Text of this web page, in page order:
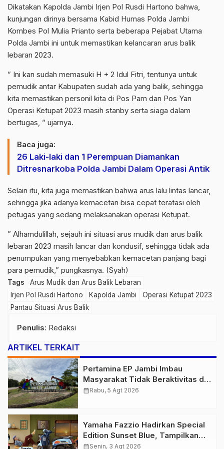
Dikatakan Kapolda Jambi Irjen Pol Rusdi Hartono bahwa,
kunjungan dirinya bersama Kabid Humas Polda Jambi
Kombes Pol Mulia Prianto serta beberapa Pejabat Utama
Polda Jambi ini untuk memastikan kelancaran arus balik
lebaran 2023.
” Ini kan sudah memasuki H + 2 Idul Fitri, tentunya untuk
pemudik antar Kabupaten sudah ada yang balik, sehingga
kita memastikan personil kita di Pos Pam dan Pos Yan
Operasi Ketupat 2023 masih stanby serta siaga dalam
bertugas, ” ujarnya.
Baca juga:
26 Laki-laki dan 1 Perempuan Diamankan
Ditresnarkoba Polda Jambi Dalam Operasi Antik
Selain itu, kita juga memastikan bahwa arus lalu lintas lancar,
sehingga jika adanya kemacetan bisa cepat teratasi oleh
petugas yang sedang melaksanakan operasi Ketupat.
” Alhamdulillah, sejauh ini situasi arus mudik dan arus balik
lebaran 2023 masih lancar dan kondusif, sehingga tidak ada
penumpukan yang menyebabkan kemacetan panjang bagi
para pemudik,” pungkasnya. (Syah)
Tags
Arus Mudik dan Arus Balik Lebaran
Irjen Pol Rusdi Hartono
Kapolda Jambi
Operasi Ketupat 2023
Pantau Situasi Arus Balik
Penulis: Redaksi
ARTIKEL TERKAIT
Pertamina EP Jambi Imbau
Masyarakat Tidak Beraktivitas di
Atas Jalur Pipa Migas Demi
calendar_monthRabu, 5 Agt 2026
Yamaha Fazzio Hadirkan Special
Edition Sunset Blue, Tampilkan
Nuansa Retro Summer yang
calendar_monthSenin, 3 Agt 2026